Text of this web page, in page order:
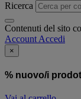
Ricerca
Contenuti del sito
Account Accedi
×
% nuovo/i